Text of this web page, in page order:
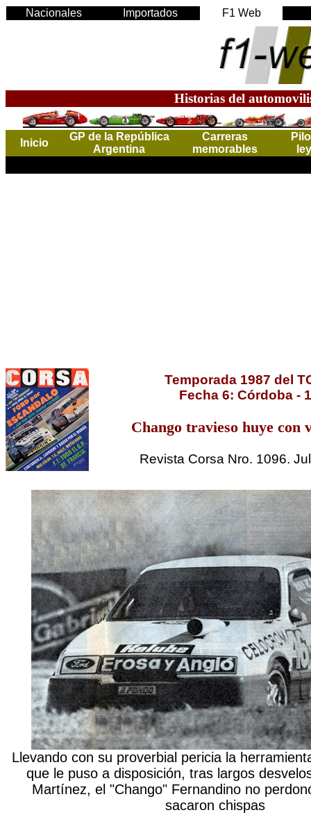
Nacionales Importados F1 Web
Historias del
Inicio
GP de la República
Argentina
Carreras
memorables
Temporada 1987 del
Fecha 6: Córdoba -
Chango travieso huye con
Revista Corsa Nro. 1096.
Llevando con su proverbial pericia la
que le puso a disposición, tras largos
Martínez, el "Chango" Fernandino no
sacaron chispas